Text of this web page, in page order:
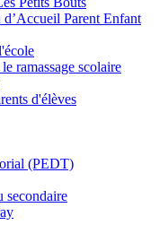
Parent Enfant
ramassage scolaire
d'élèves
(PEDT)
secondaire